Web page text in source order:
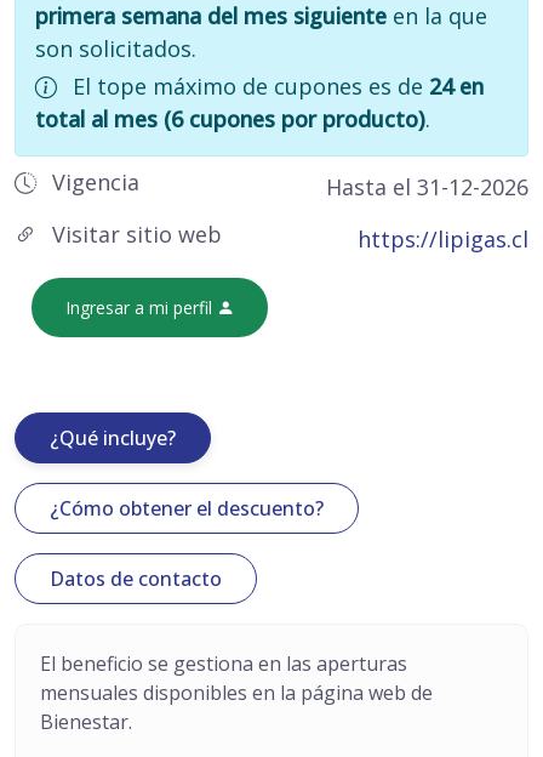
primera semana del mes siguiente en la que
son solicitados.
El tope máximo de cupones es de 24 en
total al mes (6 cupones por producto).
Vigencia
Hasta el 31-12-2026
Visitar sitio web
https://lipigas.cl
Ingresar a mi perfil
¿Qué incluye?
¿Cómo obtener el descuento?
Datos de contacto
El beneficio se gestiona en las aperturas
mensuales disponibles en la página web de
Bienestar.